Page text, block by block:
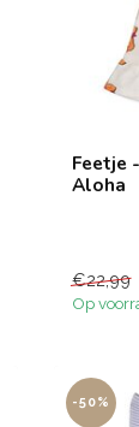
Feetje
Aloha
€22,99
Op
-50%